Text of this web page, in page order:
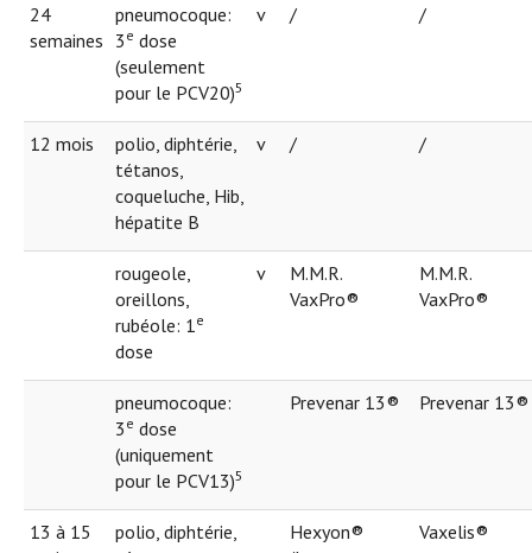
24
semaines
pneumocoque:
3 e dose
(seulement
pour le PCV20)5
v / /
12 mois
polio, diphtérie,
tétanos,
coqueluche, Hib,
hépatite B
v / /
rougeole,
oreillons,
rubéole: 1e
dose
v
M.M.R.
VaxPro®
M.M.R.
VaxPro®
pneumocoque:
3 e dose
(uniquement
pour le PCV13)5
Prevenar 13® Prevenar 13®
13 à 15
polio, diphtérie,
Hexyon®
Vaxelis®